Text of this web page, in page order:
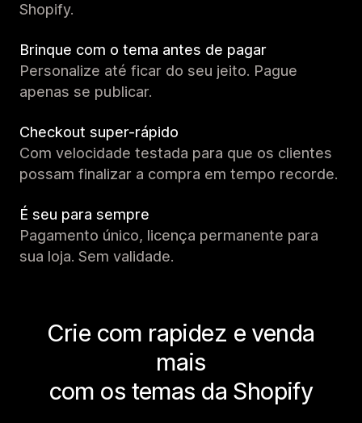
Shopify.
Brinque com o tema antes de pagar
Personalize até ficar do seu jeito. Pague
apenas se publicar.
Checkout super-rápido
Com velocidade testada para que os clientes
possam finalizar a compra em tempo recorde.
É seu para sempre
Pagamento único, licença permanente para
sua loja. Sem validade.
Crie com rapidez e venda
mais
com os temas da Shopify